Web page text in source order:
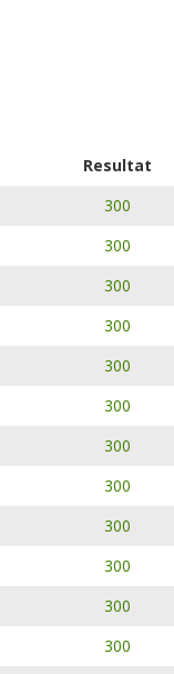
Resultat
300
300
300
300
300
300
300
300
300
300
300
300